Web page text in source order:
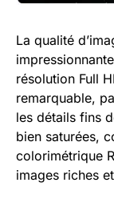
La qualité
résolution Full
remarquable,
les détails fins
bien saturées,
colorimétrique
images riches